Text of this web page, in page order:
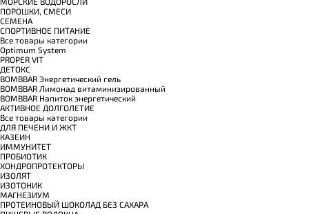
ПОРОШКИ, СМЕСИ
СЕМЕНА
СПОРТИВНОЕ ПИТАНИЕ
Все товары категории
Optimum System
PROPER VIT
ДЕТОКС
BOMBBAR Энергетический гель
BOMBBAR Лимонад витаминизированный
BOMBBAR Напиток энергетический
АКТИВНОЕ ДОЛГОЛЕТИЕ
Все товары категории
ДЛЯ ПЕЧЕНИ И ЖКТ
КАЗЕИН
ИММУНИТЕТ
ПРОБИОТИК
ХОНДРОПРОТЕКТОРЫ
ИЗОЛЯТ
ИЗОТОНИК
МАГНЕЗИУМ
ПРОТЕИНОВЫЙ ШОКОЛАД БЕЗ САХАРА